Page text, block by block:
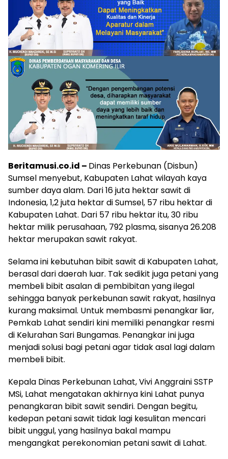
Beritamusi.co.id – Dinas Perkebunan (Disbun)
Sumsel menyebut, Kabupaten Lahat wilayah kaya
sumber daya alam. Dari 16 juta hektar sawit di
Indonesia, 1,2 juta hektar di Sumsel, 57 ribu hektar di
Kabupaten Lahat. Dari 57 ribu hektar itu, 30 ribu
hektar milik perusahaan, 792 plasma, sisanya 26.208
hektar merupakan sawit rakyat.
Selama ini kebutuhan bibit sawit di Kabupaten Lahat,
berasal dari daerah luar. Tak sedikit juga petani yang
membeli bibit asalan di pembibitan yang ilegal
sehingga banyak perkebunan sawit rakyat, hasilnya
kurang maksimal. Untuk membasmi penangkar liar,
Pemkab Lahat sendiri kini memiliki penangkar resmi
di Kelurahan Sari Bungamas. Penangkar ini juga
menjadi solusi bagi petani agar tidak asal lagi dalam
membeli bibit.
Kepala Dinas Perkebunan Lahat, Vivi Anggraini SSTP
MSi, Lahat mengatakan akhirnya kini Lahat punya
penangkaran bibit sawit sendiri. Dengan begitu,
kedepan petani sawit tidak lagi kesulitan mencari
bibit unggul, yang hasilnya bakal mampu
mengangkat perekonomian petani sawit di Lahat.